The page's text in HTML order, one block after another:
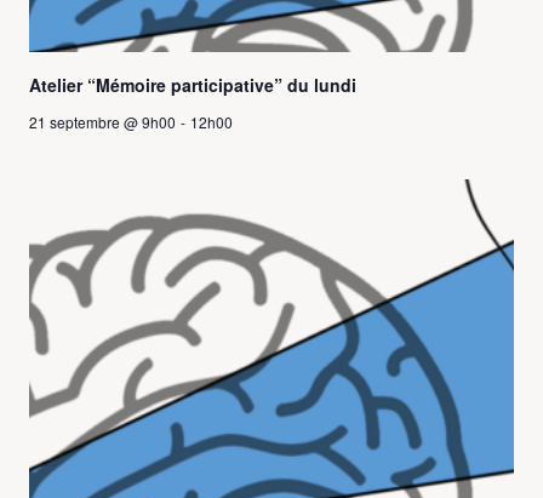
Atelier “Mémoire participative” du lundi
21 septembre @ 9h00 - 12h00